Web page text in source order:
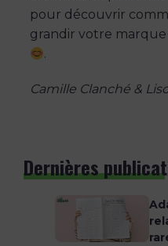
pour découvrir
grandir votre marque
.
Camille Clanché &
Dernières